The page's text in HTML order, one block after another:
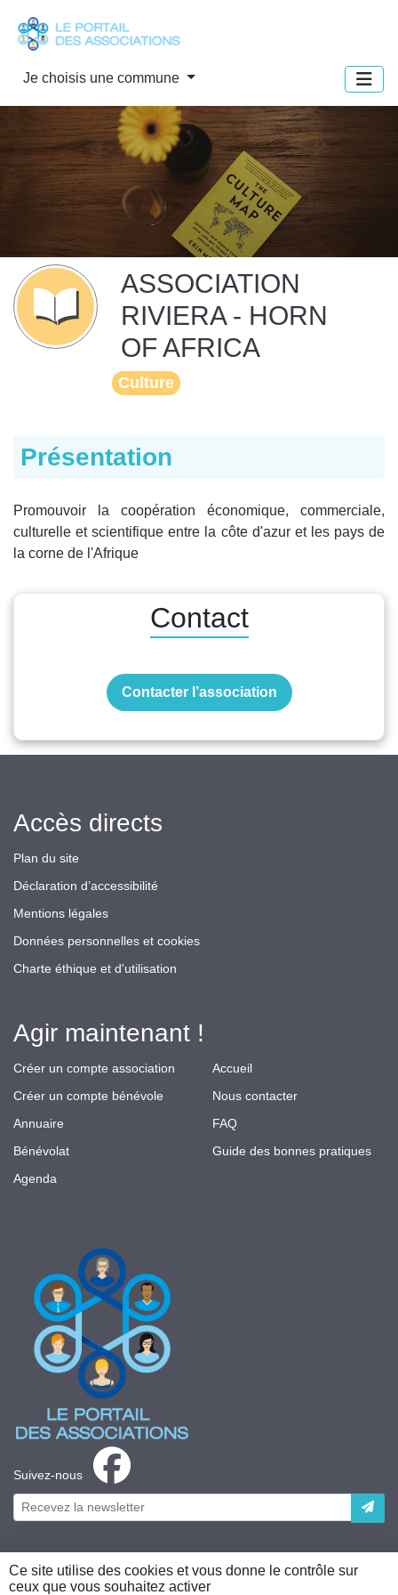
Je choisis une commune
ASSOCIATION
RIVIERA - HORN
OF AFRICA
Culture
Présentation
Promouvoir la coopération économique, commerciale,
culturelle et scientifique entre la côte d'azur et les pays de
la corne de l'Afrique
Contact
Contacter l’association
Suivez-nous
Accès directs
Plan du site
Déclaration d’accessibilité
Mentions légales
Données personnelles et cookies
Charte éthique et d'utilisation
Agir maintenant !
Créer un compte association
Créer un compte bénévole
Annuaire
Bénévolat
Agenda
Accueil
Nous contacter
FAQ
Guide des bonnes pratiques
Plateforme développée en France par
Ce site utilise des cookies et vous donne le contrôle sur
ceux que vous souhaitez activer